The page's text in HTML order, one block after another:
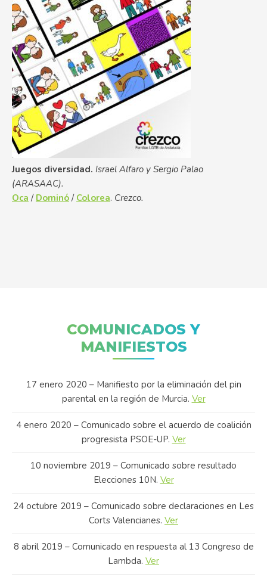
Juegos diversidad. Israel Alfaro y Sergio Palao
(ARASAAC).
Oca / Dominó / Colorea. Crezco.
COMUNICADOS Y
MANIFIESTOS
17 enero 2020 – Manifiesto por la eliminación del pin
parental en la región de Murcia. Ver
4 enero 2020 – Comunicado sobre el acuerdo de coalición
progresista PSOE-UP. Ver
10 noviembre 2019 – Comunicado sobre resultado
Elecciones 10N. Ver
24 octubre 2019 – Comunicado sobre declaraciones en Les
Corts Valencianes. Ver
8 abril 2019 – Comunicado en respuesta al 13 Congreso de
Lambda. Ver